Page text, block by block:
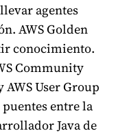
agentes
AWS Golden
conocimiento.
Community
User Group
entre la
Java de